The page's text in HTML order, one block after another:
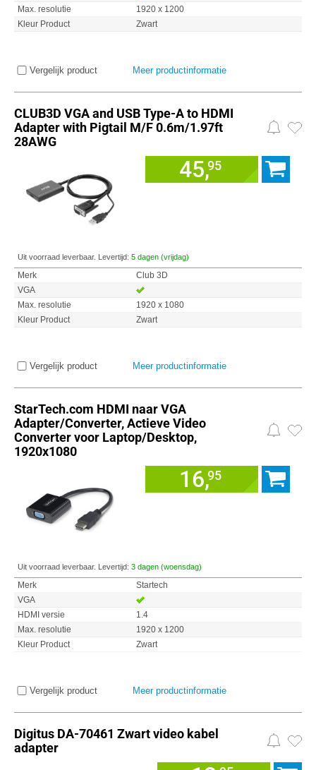
Max. resolutie
1920 x 1200
Kleur Product
Zwart
Vergelijk product Meer productinformatie
CLUB3D VGA and USB Type-A to HDMI
Adapter with Pigtail M/F 0.6m/1.97ft
28AWG
45,95
Uit voorraad leverbaar. Levertijd: 5 dagen (vrijdag)
Merk
Club 3D
VGA
Max. resolutie
1920 x 1080
Kleur Product
Zwart
Vergelijk product Meer productinformatie
StarTech.com HDMI naar VGA
Adapter/Converter, Actieve Video
Converter voor Laptop/Desktop,
1920x1080
16,95
Uit voorraad leverbaar. Levertijd: 3 dagen (woensdag)
Merk
Startech
VGA
HDMI versie
1.4
Max. resolutie
1920 x 1200
Kleur Product
Zwart
Vergelijk product Meer productinformatie
Digitus DA-70461 Zwart video kabel
adapter